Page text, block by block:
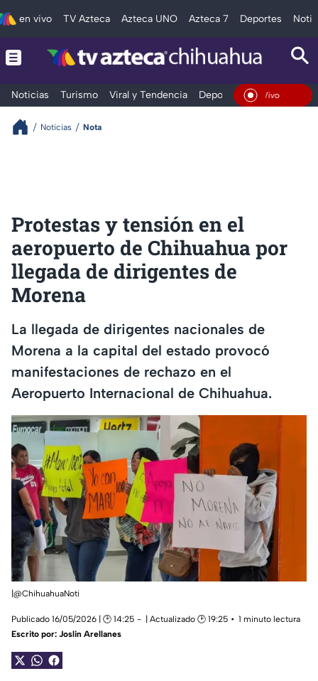
en vivo TV Azteca Azteca UNO Azteca 7 Deportes
Noticias Turismo Viral y Tendencia Deportes Espectáculos
En Vivo
Noticias Nota
Protestas y tensión en el
aeropuerto de Chihuahua por
llegada de dirigentes de
Morena
La llegada de dirigentes nacionales de
Morena a la capital del estado provocó
manifestaciones de rechazo en el
Aeropuerto Internacional de Chihuahua.
|@ChihuahuaNoti
Publicado 16/05/2026 | 🕑 14:25 | Actualizado 🕑 19:25
1 minuto lectura
Escrito por: Joslin Arellanes